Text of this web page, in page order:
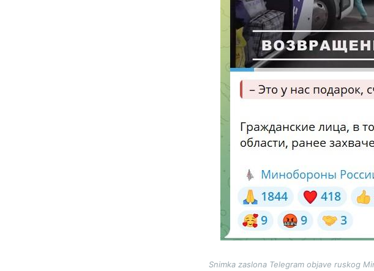
Snimka zaslona Telegram objave ruskog